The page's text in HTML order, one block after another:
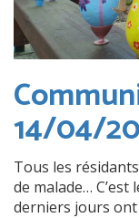
14/04/
Tous les
de malade…
derniers jours ont